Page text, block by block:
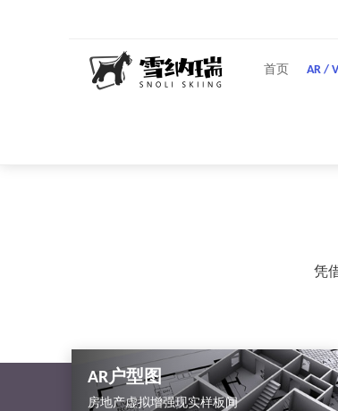
首页 AR /
凭
AR户型图
房地产虚拟增强现实样板间